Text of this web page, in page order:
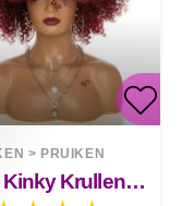
> PRUIKEN
Afro Kinky Krullend Haar Pruiken Afro Kinky Krullend Haar Pruiken Kayla